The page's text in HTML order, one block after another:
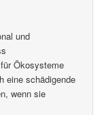
und
Ökosysteme
eine schädigende
wenn sie